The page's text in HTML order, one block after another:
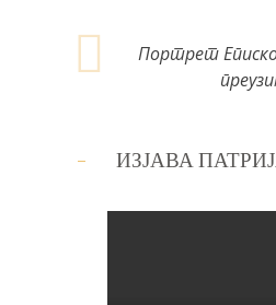
Портрет
ИЗЈАВА